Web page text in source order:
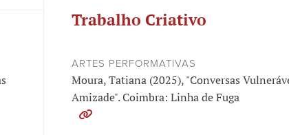
Trabalho Criativo
ARTES PERFORMATIVAS
Moura, Tatiana (2025), "Conversas
Amizade". Coimbra: Linha de Fuga